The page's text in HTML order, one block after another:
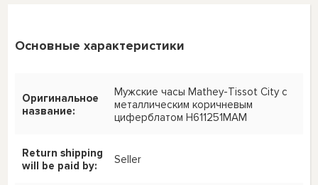
Основные характеристики
Оригинальное
название:
Мужские часы Mathey-Tissot City с
металлическим коричневым
циферблатом H611251MAM
Return shipping
will be paid by:
Seller